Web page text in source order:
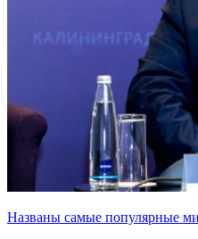
Названы самые популярные